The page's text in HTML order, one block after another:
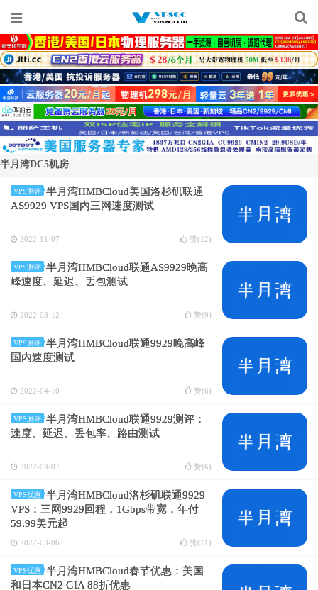
半月湾DC5机房
VPS测评
半月湾HMBCloud美国洛杉矶联通
AS9929 VPS国内三网速度测试
2022-11-07 赞(12)
VPS测评
半月湾HMBCloud联通AS9929晚高
峰速度、延迟、丢包测试
2022-08-12 赞(9)
VPS测评
半月湾HMBCloud联通9929晚高峰
国内速度测试
2022-04-10 赞(6)
VPS测评
半月湾HMBCloud联通9929测评：
速度、延迟、丢包率、路由测试
2022-03-07 赞(6)
VPS优惠
半月湾HMBCloud洛杉矶联通9929
VPS：三网9929回程，1Gbps带宽，年付
59.99美元起
2022-03-06 赞(11 )
VPS优惠
半月湾HMBCloud春节优惠：美国
和日本CN2 GIA 88折优惠